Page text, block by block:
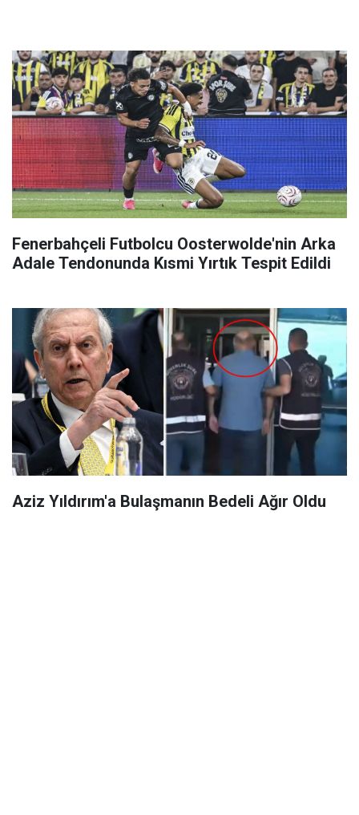
Fenerbahçeli Futbolcu Oosterwolde'nin Arka
Adale Tendonunda Kısmi Yırtık Tespit Edildi
Aziz Yıldırım'a Bulaşmanın Bedeli Ağır Oldu